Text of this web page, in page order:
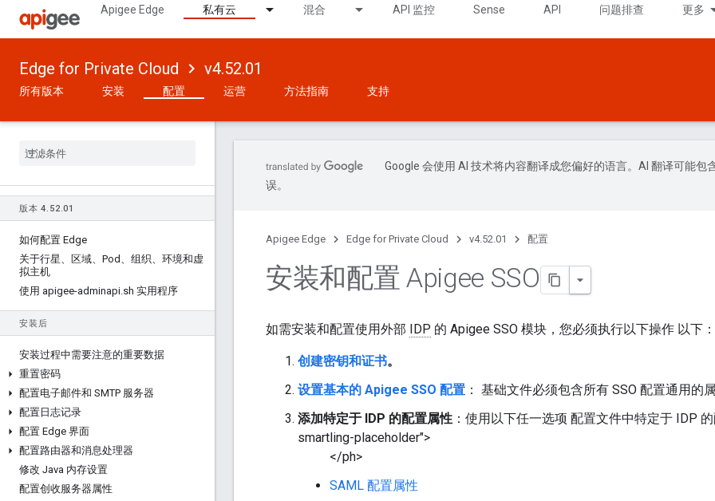
Apigee Edge 私有云 混合 API 监控 Sense API 问题排查 更多
Edge for Private Cloud v4.52.01
所有版本 安装 配置 运营 方法指南 支持
版本 4. 52.01
如何配置 Edge
关于行星、区域、Pod、组织、环境和虚
拟主机
使用 apigee-adminapi.sh 实用程序
安装后
安装过程中需要注意的重要数据
重置密码
配置电子邮件和 SMTP 服务器
配置日志记录
配置 Edge 界面
配置路由器和消息处理器
修改 Java 内存设置
配置创收服务器属性
Google 会使用 AI 技术将内容翻译成您偏好的语言。AI 翻译可能包
误。
Apigee Edge Edge for Private Cloud v4.52.01 配置
安装和配置 Apigee SSO
如需安装和配置使用外部 IDP 的 Apigee SSO 模块，您必须执行以下操作 以下：
创建密钥和证书。
设置基本的 Apigee SSO 配置 ： 基础文件必须包含所有 SSO 配置通用的
添加特定于 IDP 的配置属性 ：使用以下任一选项 配置文件中特定于 IDP
smartling-placeholder">
</ph>
SAML 配置属性